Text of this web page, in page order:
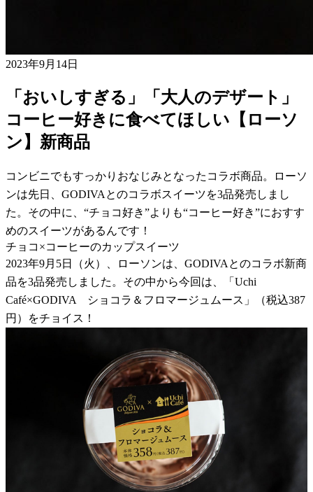
2023年9月14日
「おいしすぎる」「大人のデザート」
コーヒー好きに食べてほしい【ローソ
ン】新商品
コンビニでもすっかりおなじみとなったコラボ商品。ローソ
ンは先日、GODIVAとのコラボスイーツを3品発売しまし
た。その中に、“チョコ好き”よりも“コーヒー好き”におすす
めのスイーツがあるんです！
チョコ×コーヒーのカップスイーツ
2023年9月5日（火）、ローソンは、GODIVAとのコラボ新商
品を3品発売しました。その中から今回は、「Uchi
Café×GODIVA ショコラ＆フロマージュムース」（税込387
円）をチョイス！